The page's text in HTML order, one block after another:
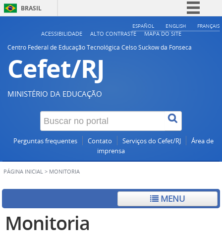
BRASIL
Simplifique!
ESPAÑOL ENGLISH FRANÇAIS
ACESSIBILIDADE ALTO CONTRASTE
MAPA DO SITE
Centro Federal de Educação Tecnológica Celso Suckow da Fonseca
Cefet/RJ
MINISTÉRIO DA EDUCAÇÃO
Perguntas frequentes Contato Serviços do Cefet/RJ
Área de
imprensa
PÁGINA INICIAL > MONITORIA
MENU
Monitoria